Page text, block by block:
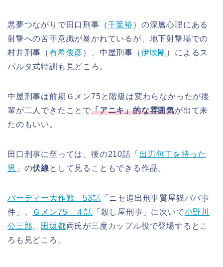
悪夢つながりで田口刑事（千葉裕）の深層心理にある
射撃への苦手意識が暴かれているが、地下射撃場での
村井刑事（有希俊彦）、中屋刑事（伊吹剛 ）によるス
パルタ式特訓も見どころ。
中屋刑事は前期Ｇメン75と階級は変わらなかったが後
輩が二人できたことで「アニキ」的な雰囲気が出て来
たのもいい。
田口刑事に至っては、後の210話「 出刃包丁を持った
男 」の伏線として見ることもできる作品。
バーディー大作戦 53話 「ニセ追出刑事質屋猫ババ事
件」、
Ｇメン75 ４話 「殺し屋刑事」に次いで小野川
公三郎、 田坂都両氏が三度カップル役で登場するとこ
ろも見どころ。